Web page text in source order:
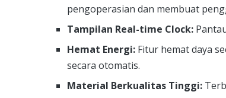
pengoperasian dan membuat
Tampilan Real-time Clock:
Hemat Energi: Fitur hemat daya
secara otomatis.
Material Berkualitas Tinggi: